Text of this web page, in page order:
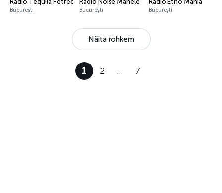
Radio Tequila Petrecere
București
Radio Noise Manele
București
Radio Etno Mania
București
Näita rohkem
1 2 … 7